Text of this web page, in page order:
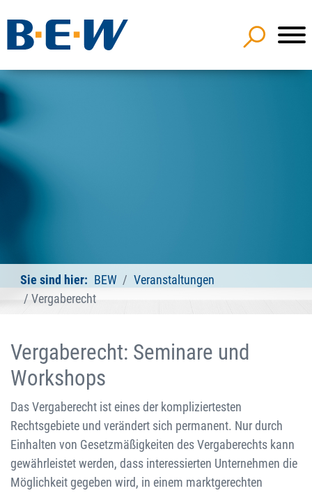
Sie sind hier: BEW
Veranstaltungen
Vergaberecht
Vergaberecht: Seminare und
Workshops
Das Vergaberecht ist eines der kompliziertesten
Rechtsgebiete und verändert sich permanent. Nur durch
Einhalten von Gesetzmäßigkeiten des Vergaberechts kann
gewährleistet werden, dass interessierten Unternehmen die
Möglichkeit gegeben wird, in einem marktgerechten